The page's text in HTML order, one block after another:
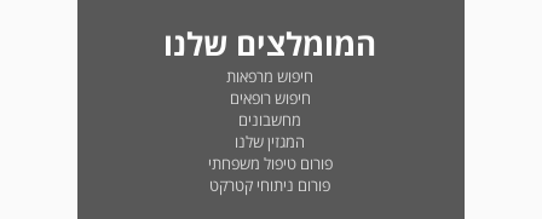
המומלצים שלנו
חיפוש מרפאות
חיפוש רופאים
מחשבונים
המגזין שלנו
פורום טיפול משפחתי
פורום ניתוחי קטרקט